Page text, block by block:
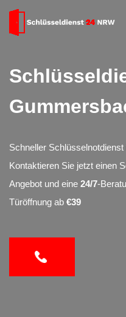
Schneller
Kontaktieren Sie jetzt einen
Angebot und eine 24/7-
Türöffnung ab €39